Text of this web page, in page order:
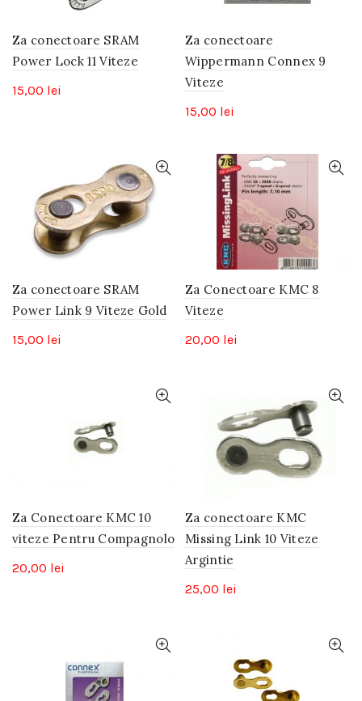
Za conectoare SRAM
Power Lock 11 Viteze
15,00 lei
Za conectoare
Wippermann Connex 9
Viteze
15,00 lei
Za conectoare SRAM
Power Link 9 Viteze Gold
15,00 lei
Za Conectoare KMC 8
Viteze
20,00 lei
Za Conectoare KMC 10
viteze Pentru Compagnolo
20,00 lei
Za conectoare KMC
Missing Link 10 Viteze
Argintie
25,00 lei